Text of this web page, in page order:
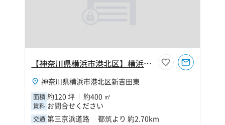
【神奈川県横浜市港北区】横浜市港北区新吉田東4丁目120坪倉庫
神奈川県横浜市港北区新吉田東
面積 約120 坪 約400 ㎡
賃料 お問合せください
交通 第三京浜道路 都筑より 約2.70km